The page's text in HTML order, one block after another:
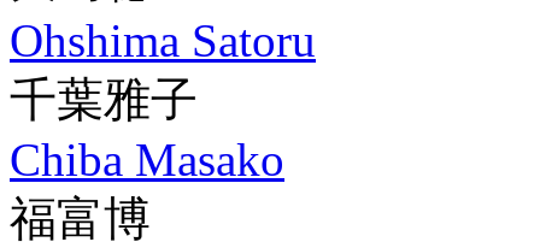
Ohshima Satoru
千葉雅子
Chiba Masako
福富博